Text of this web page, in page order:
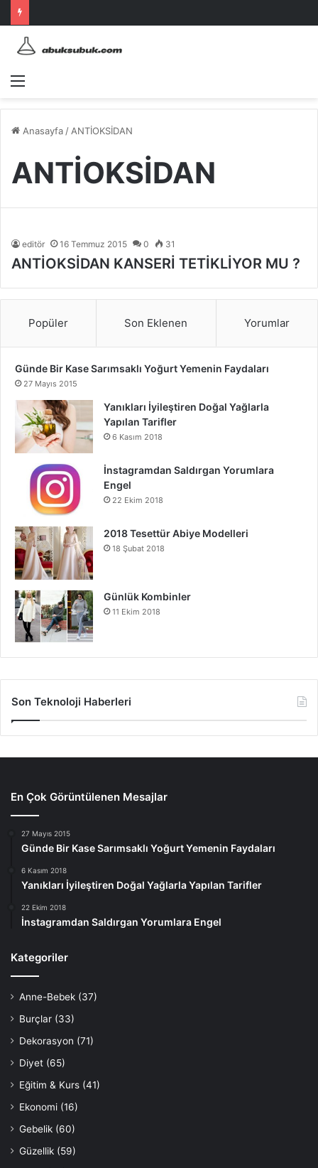
Menü
Anasayfa / ANTİOKSİDAN
ANTİOKSİDAN
editör 16 Temmuz 2015 0 31
ANTİOKSİDAN KANSERİ TETİKLİYOR MU ?
Popüler Son Eklenen Yorumlar
Günde Bir Kase Sarımsaklı Yoğurt Yemenin Faydaları
27 Mayıs 2015
Yanıkları İyileştiren Doğal Yağlarla
Yapılan Tarifler
6 Kasım 2018
İnstagramdan Saldırgan Yorumlara
Engel
22 Ekim 2018
2018 Tesettür Abiye Modelleri
18 Şubat 2018
Günlük Kombinler
11 Ekim 2018
Son Teknoloji Haberleri
En Çok Görüntülenen Mesajlar
27 Mayıs 2015
Günde Bir Kase Sarımsaklı Yoğurt Yemenin Faydaları
6 Kasım 2018
Yanıkları İyileştiren Doğal Yağlarla Yapılan Tarifler
22 Ekim 2018
İnstagramdan Saldırgan Yorumlara Engel
Kategoriler
Anne-Bebek (37)
Burçlar (33)
Dekorasyon (71)
Diyet (65)
Eğitim & Kurs (41)
Ekonomi (16)
Gebelik (60)
Güzellik (59)